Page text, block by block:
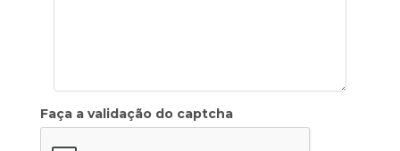
Faça a validação do captcha